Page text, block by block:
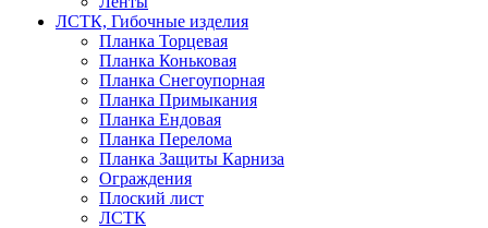
ЛСТК, Гибочные изделия
Планка Торцевая
Планка Коньковая
Планка Снегоупорная
Планка Примыкания
Планка Ендовая
Планка Перелома
Планка Защиты Карниза
Ограждения
Плоский лист
ЛСТК